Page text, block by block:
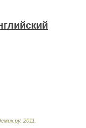
. 2011